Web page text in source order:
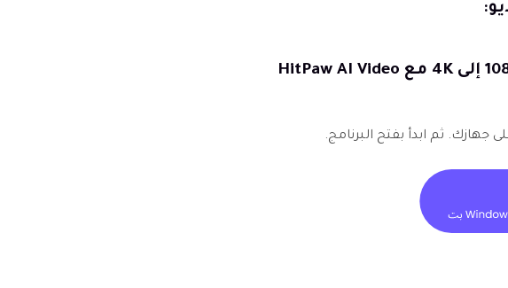
خطوات لتحسين فيديو 1080P إلى 4K مع HitPaw AI Video